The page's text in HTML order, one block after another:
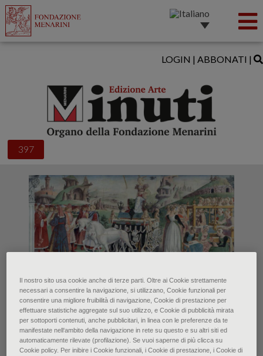
397
LOGIN | ABBONATI |
Ferrara - Palazzo Schifanoia, Salone dei Mesi (Marzo),
Particolare
Palazzo Schifanoia: Il tesoro
degli Estensi
Il nostro sito usa cookie anche di terze parti. Oltre ai Cookie strettamente
necessari a consentire la navigazione, si utilizzano, Cookie funzionali per
consentire una migliore fruibilità di navigazione, Cookie di prestazione per
effettuare statistiche aggregate sul suo utilizzo, e Cookie di pubblicità mirata
per sottoporti contenuti, anche pubblicitari, in linea con le preferenze da te
manifestate nell‘ambito della navigazione in rete su questo e su altri siti ed
automaticamente rilevate (profilazione). Se vuoi saperne di più clicca su
Cookie policy. Per inibire i Cookie funzionali, i Cookie di prestazione, i Cookie di